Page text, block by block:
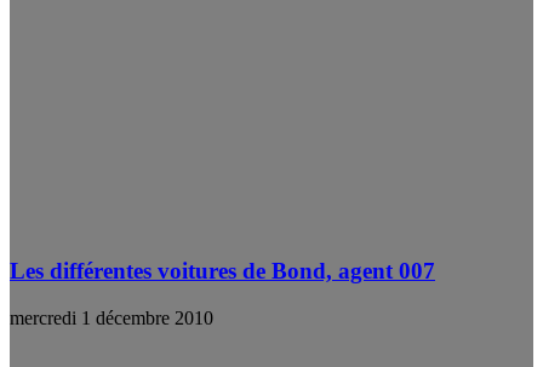
Les différentes voitures de Bond, agent 007
mercredi 1 décembre 2010